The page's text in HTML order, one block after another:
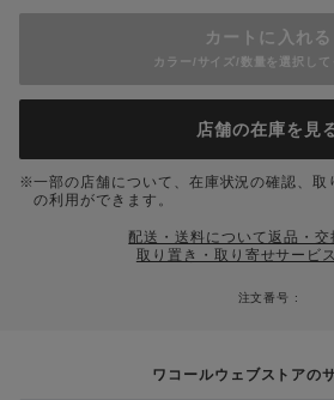
カートに入れる
カラー/サイズ/数量を選択して
店舗の在庫を見
一部の店舗について、在庫状況の確認、取
の利用ができます。
配送・送料について返品・交
取り置き・取り寄せサービ
注文番号 :
ワコールウェブストアの